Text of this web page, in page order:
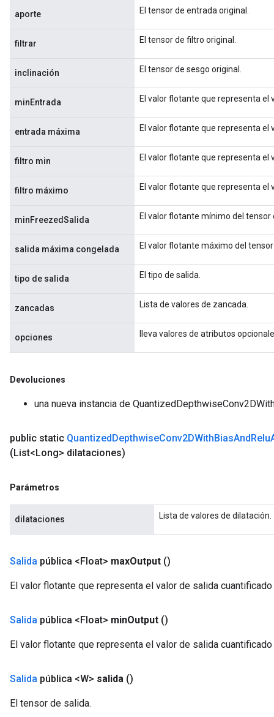
aporte El tensor de entrada original.
filtrar El tensor de filtro original.
inclinación El tensor de sesgo original.
minEntrada El valor flotante que representa
entrada máxima El valor flotante que representa
filtro min El valor flotante que representa
filtro máximo El valor flotante que representa
minFreezedSalida El valor flotante mínimo del tensor
salida máxima congelada El valor flotante máximo del
tipo de salida El tipo de salida.
zancadas Lista de valores de zancada.
opciones lleva valores de atributos
Devoluciones
una nueva instancia de
public static QuantizedDepthwiseConv2DWithBiasAndRelu
(List<Long> dilataciones)
Parámetros
dilataciones Lista de valores de dilatación.
Salida pública <Float> maxOutput ()
El valor flotante que representa el valor de salida cuantificado
Salida pública <Float> minOutput ()
El valor flotante que representa el valor de salida
Salida pública <W> salida ()
El tensor de salida.